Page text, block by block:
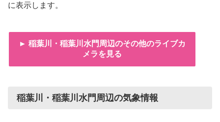
に表示します。
► 稲葉川・稲葉川水門周辺のその他のライブカ
メラを見る
稲葉川・稲葉川水門周辺の気象情報